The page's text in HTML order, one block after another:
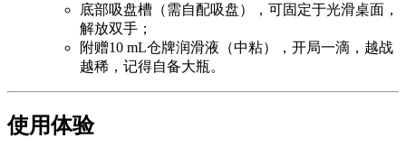
底部吸盘槽（需自配吸盘），可固定于光滑桌面，
解放双手；
附赠10 mL仓牌润滑液（中粘），开局一滴，越战
越稀，记得自备大瓶。
使用体验